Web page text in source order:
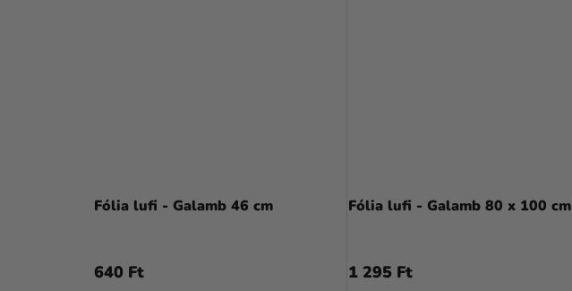
Fólia lufi - Galamb 46 cm
640 Ft
Fólia lufi - Galamb 80 x 100 cm
1 295 Ft